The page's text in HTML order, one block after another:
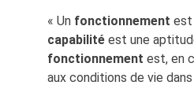
« Un fonctionnement est
capabilité est une
fonctionnement est, en
aux conditions de vie